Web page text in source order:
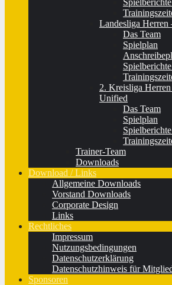
Landesliga Herren
Das Team
Spielplan
2. Kreisliga
Unified
Das Team
Spielplan
Trainer-Team
Downloads
Download / Links
Allgemeine Downloads
Vorstand Downloads
Corporate Design
Links
Rechtliches
Impressum
Nutzungsbedingungen
Datenschutzerklärung
Datenschutzhinweis für
Sponsoren